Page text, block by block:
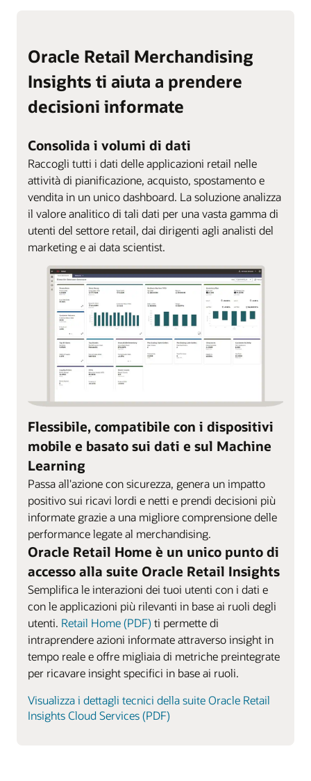
Oracle Retail Merchandising
Insights ti aiuta a prendere
decisioni informate
Consolida i volumi di dati
Raccogli tutti i dati delle applicazioni retail nelle
attività di pianificazione, acquisto, spostamento e
vendita in un unico dashboard. La soluzione analizza
il valore analitico di tali dati per una vasta gamma di
utenti del settore retail, dai dirigenti agli analisti del
marketing e ai data scientist.
Flessibile, compatibile con i dispositivi
mobile e basato sui dati e sul Machine
Learning
Passa all'azione con sicurezza, genera un impatto
positivo sui ricavi lordi e netti e prendi decisioni più
informate grazie a una migliore comprensione delle
performance legate al merchandising.
Oracle Retail Home è un unico punto di
accesso alla suite Oracle Retail Insights
Semplifica le interazioni dei tuoi utenti con i dati e
con le applicazioni più rilevanti in base ai ruoli degli
utenti. Retail Home (PDF)ti permette di
intraprendere azioni informate attraverso insight in
tempo reale e offre migliaia di metriche preintegrate
per ricavare insight specifici in base ai ruoli.
Visualizza i dettagli tecnici della suite Oracle Retail
Insights Cloud Services (PDF)